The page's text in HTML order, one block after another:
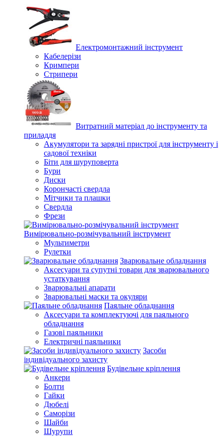
Електромонтажний інструмент
Кабелерізи
Кримпери
Стрипери
Витратний матеріал до інструменту та
приладдя
Акумулятори та зарядні пристрої для інструменту і
садової техніки
Біти для шуруповерта
Бури
Диски
Корончасті свердла
Мітчики та плашки
Свердла
Фрези
Вимірювально-розмічувальний інструмент
Мультиметри
Рулетки
Зварювальне обладнання
Аксесуари та супутні товари для зварювального
устаткування
Зварювальні апарати
Зварювальні маски та окуляри
Паяльне обладнання
Аксесуари та комплектуючі для паяльного
обладнання
Газові паяльники
Електричні паяльники
Засоби
індивідуального захисту
Будівельне кріплення
Анкери
Болти
Гайки
Дюбелі
Саморізи
Шайби
Шурупи